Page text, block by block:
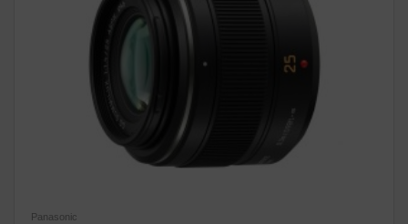
Panasonic